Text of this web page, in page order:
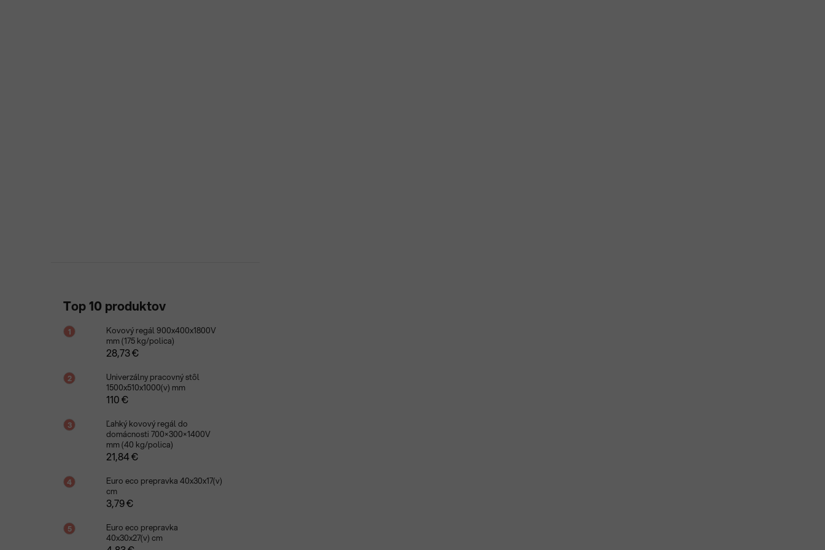
Top 10 produktov
Kovový regál 900x400x1800V
mm (175 kg/polica)
28,73 €
Univerzálny pracovný stôl
1500x510x1000(v) mm
110 €
Ľahký kovový regál do
domácnosti 700×300×1400V
mm (40 kg/polica)
21,84 €
Euro eco prepravka 40x30x17(v)
cm
3,79 €
Euro eco prepravka
40x30x27(v) cm